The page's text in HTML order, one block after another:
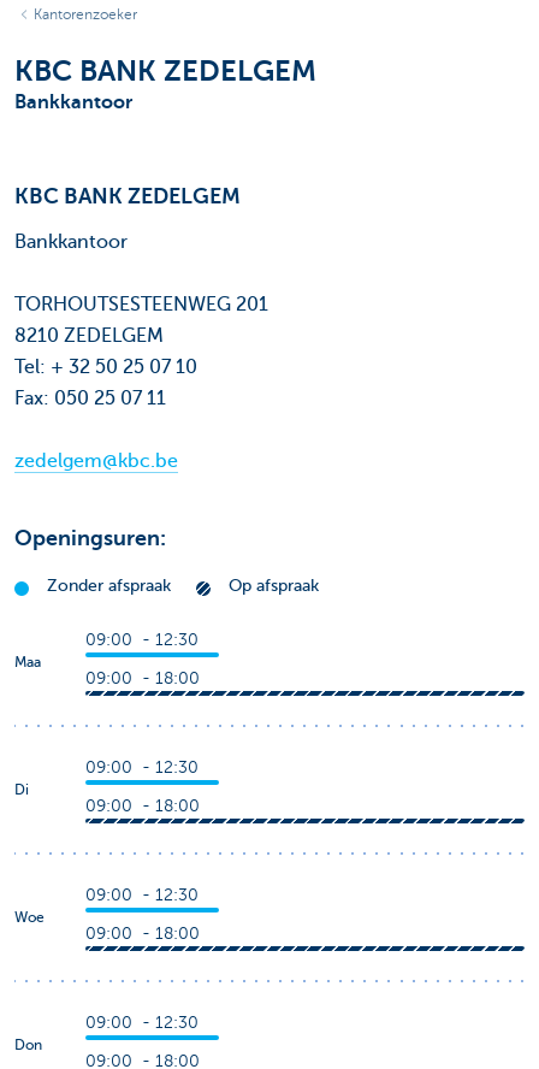
Kantorenzoeker
KBC BANK ZEDELGEM
Bankkantoor
KBC BANK ZEDELGEM
Bankkantoor
TORHOUTSESTEENWEG 201
8210 ZEDELGEM
Tel: + 32 50 25 07 10
Fax: 050 25 07 11
zedelgem@kbc.be
Openingsuren:
Zonder afspraak Op afspraak
Maa
09:00 - 12:30
09:00 - 18:00
Di
09:00 - 12:30
09:00 - 18:00
Woe
09:00 - 12:30
09:00 - 18:00
Don
09:00 - 12:30
09:00 - 18:00